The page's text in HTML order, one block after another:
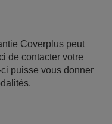
Coverplus peut
de contacter votre
puisse vous donner